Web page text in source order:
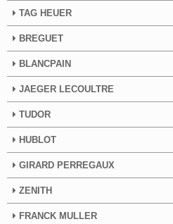
TAG HEUER
BREGUET
BLANCPAIN
JAEGER LECOULTRE
TUDOR
HUBLOT
GIRARD PERREGAUX
ZENITH
FRANCK MULLER